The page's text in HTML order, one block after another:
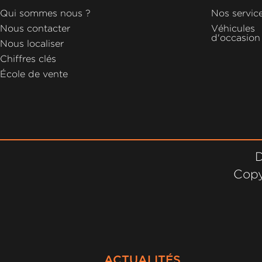
MICHEL
ACTUALITÉS
Qui sommes nous ?
Nous contacter
Nous localiser
Chiffres clés
École de vente
Nos
Véhicules
d'occasion